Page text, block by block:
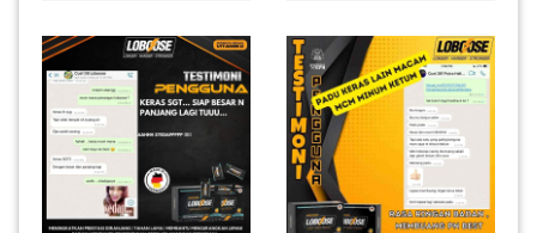
TUDUNG(0)
ARTIKEL(14)
PEMBORONG(2)